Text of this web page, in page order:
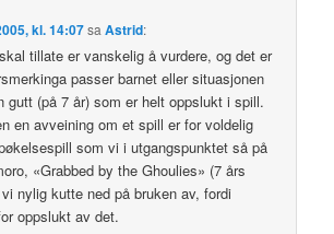
kl. 14:07sa Astrid:
tillate er vanskelig å vurdere, og det er
passer barnet eller situasjonen
gutt (på 7 år) som er helt oppslukt i spill.
en avveining om et spill er for voldelig
som vi i utgangspunktet så på
«Grabbed by the Ghoulies» (7 års
nylig kutte ned på bruken av, fordi
oppslukt av det.